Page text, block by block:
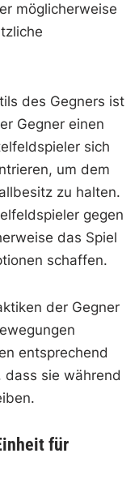
möglicherweise
des Gegners ist
Gegner einen
sich
um dem
zu halten.
gegen
das Spiel
schaffen.
der Gegner
entsprechend
dass sie während
für